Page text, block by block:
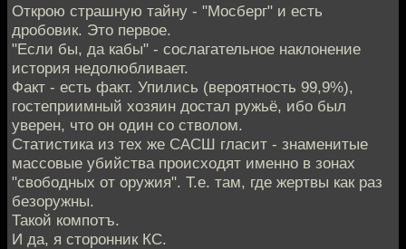
Открою страшную тайну - "Мосберг" и есть
дробовик. Это первое.
"Если бы, да кабы" - сослагательное наклонение
история недолюбливает.
Факт - есть факт. Упились (вероятность 99,9%),
гостеприимный хозяин достал ружьё, ибо был
уверен, что он один со стволом.
Статистика из тех же САСШ гласит - знаменитые
массовые убийства происходят именно в зонах
"свободных от оружия". Т.е. там, где жертвы как раз
безоружны.
Такой компотъ.
И да, я сторонник КС.